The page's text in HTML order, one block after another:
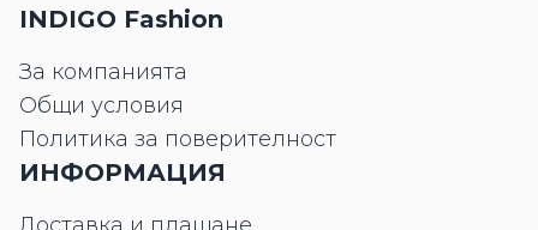
INDIGO Fashion
За компанията
Общи условия
Политика за поверителност
ИНФОРМАЦИЯ